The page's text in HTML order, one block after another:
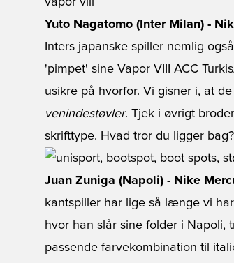
Yuto Nagatomo (Inter Milan) -
Inters japanske spiller nemlig
'pimpet' sine Vapor VIII ACC
usikre på hvorfor. Vi gisner i, at
venindestøvler. Tjek i øvrigt
skrifttype. Hvad tror du ligger
Juan Zuniga (Napoli) - Nike
kantspiller har lige så længe vi
hvor han slår sine folder i Napoli,
passende farvekombination til